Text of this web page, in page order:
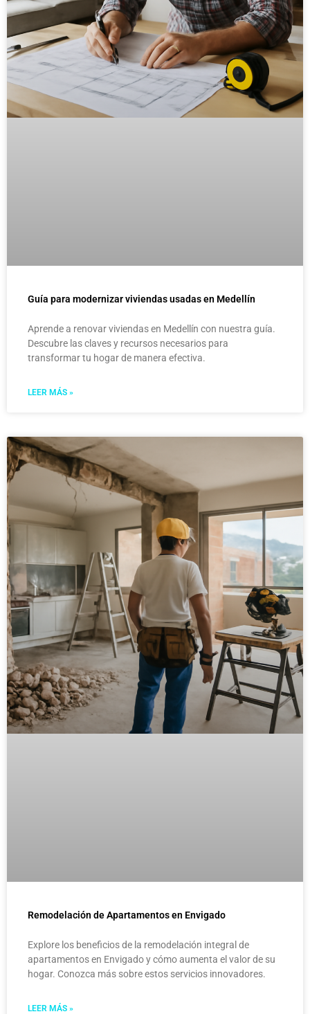
Guía para modernizar viviendas usadas en Medellín
Aprende a renovar viviendas en Medellín con nuestra guía.
Descubre las claves y recursos necesarios para
transformar tu hogar de manera efectiva.
LEER MÁS »
Remodelación de Apartamentos en Envigado
Explore los beneficios de la remodelación integral de
apartamentos en Envigado y cómo aumenta el valor de su
hogar. Conozca más sobre estos servicios innovadores.
LEER MÁS »